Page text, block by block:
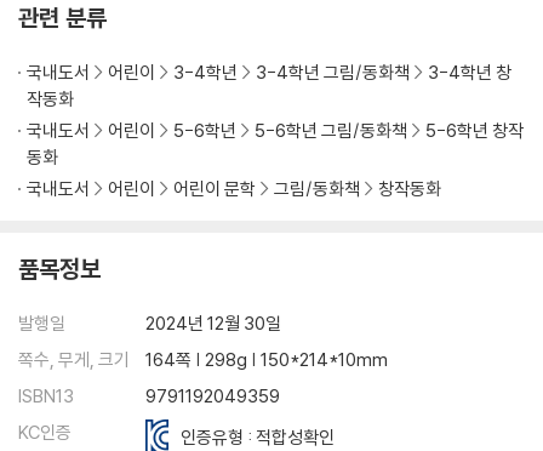
관련 분류
국내도서 어린이 3-4학년 3-4학년 그림/동화책
3-4학년 창
작동화
국내도서
어린이 5-6학년 5-6학년 그림/동화책
5-6학년 창작
동화
국내도서
어린이 어린이 문학 그림/동화책 창작동화
품목정보
발행일
2024년 12월 30일
쪽수, 무게, 크기
164쪽 | 298g | 150*214*10mm
ISBN13
9791192049359
KC인증
인증유형 : 적합성확인